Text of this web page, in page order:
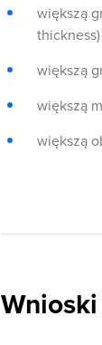
większą
thickness)
większą
większą
większą
Wnioski